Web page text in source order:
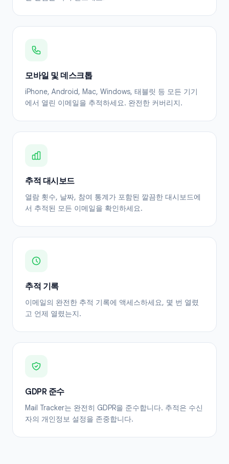
모바일 및 데스크톱
iPhone, Android, Mac, Windows, 태블릿 등 모든 기기
에서 열린 이메일을 추적하세요. 완전한 커버리지.
추적 대시보드
열람 횟수, 날짜, 참여 통계가 포함된 깔끔한 대시보드에
서 추적된 모든 이메일을 확인하세요.
추적 기록
이메일의 완전한 추적 기록에 액세스하세요, 몇 번 열렸
고 언제 열렸는지.
GDPR 준수
Mail Tracker는 완전히 GDPR을 준수합니다. 추적은 수신
자의 개인정보 설정을 존중합니다.